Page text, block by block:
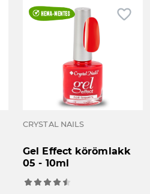
favorite_border
CRYSTAL NAILS
Gel Effect körömlakk
05 - 10ml